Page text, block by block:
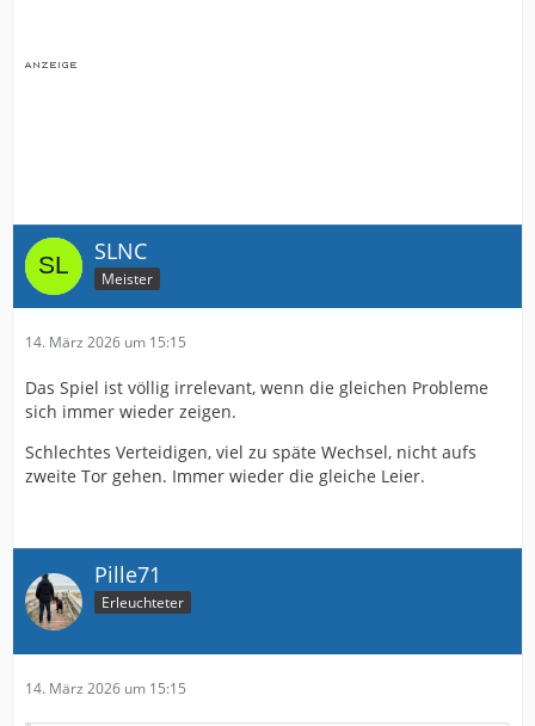
SLNC
Meister
14. März 2026 um 15:15
Das Spiel ist völlig irrelevant, wenn die gleichen Probleme
sich immer wieder zeigen.
Schlechtes Verteidigen, viel zu späte Wechsel, nicht aufs
zweite Tor gehen. Immer wieder die gleiche Leier.
Pille71
Erleuchteter
14. März 2026 um 15:15